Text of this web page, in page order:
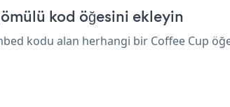
kod öğesini ekleyin
kodu alan herhangi bir Coffee Cup